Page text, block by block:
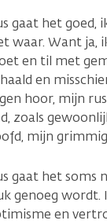
gaat het goed,
waar. Want ja,
en til met
en
hoor, mijn
zoals
mijn
gaat het soms
genoeg wordt.
en